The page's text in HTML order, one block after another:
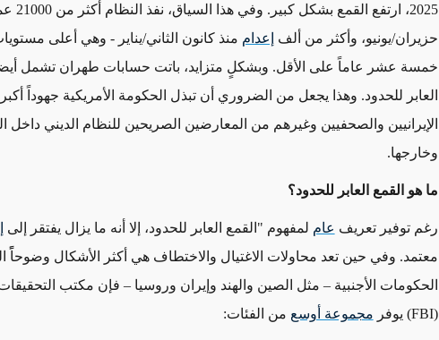
2025، ارتفع القمع بشكل كبير. وفي هذا السياق، نفذ النظام أكثر من 21000 عملية
حزيران/يونيو، وأكثر من ألف
إعدام منذ كانون الثاني/يناير - وهي أعلى
خمسة عشر عاماً على الأقل. وبشكلٍ متزايد، باتت حسابات طهران تشمل
العابر للحدود. وهذا يجعل من الضروري أن تبذل الحكومة الأمريكية جهوداً
الإيرانيين والصحفيين وغيرهم من المعارضين الصريحين للنظام الديني داخل
وخارجها.
ما هو القمع العابر للحدود؟
رغم توفير تعريف عام لمفهوم "القمع العابر للحدود، إلا أنه ما يزال يفتقر إلى
معتمد. وفي حين تعد محاولات الاغتيال والاختطاف هي أكثر الأشكال وضوحاًً
الحكومات الأجنبية – مثل الصين والهند وإيران وروسيا – فإن مكتب التحقيقات
(FBI)
يوفر مجموعة أوسع من الفئات: